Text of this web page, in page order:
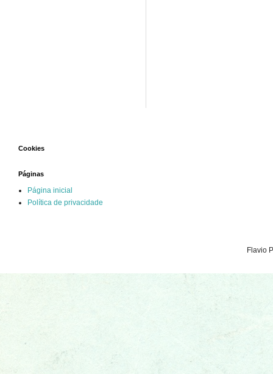
Cookies
Páginas
Página inicial
Política de privacidade
Flavio